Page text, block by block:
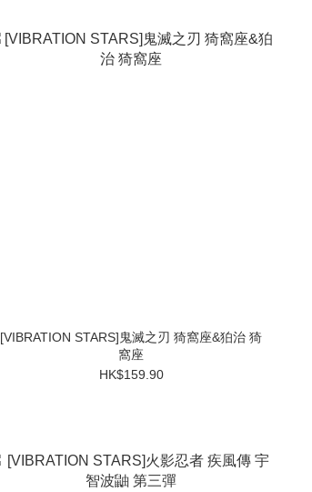
[VIBRATION STARS]鬼滅之刃 猗窩座&狛治 猗
窩座
HK$159.90